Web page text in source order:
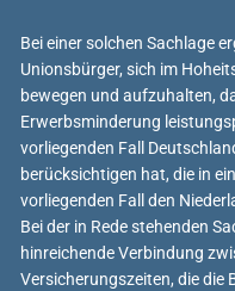
Bei einer solchen Sachlage
Unionsbürger, sich im
bewegen und aufzuhalten,
Erwerbsminderung
vorliegenden Fall
berücksichtigen hat, die in
vorliegenden Fall den
Bei der in Rede stehenden
hinreichende Verbindung
Versicherungszeiten, die die